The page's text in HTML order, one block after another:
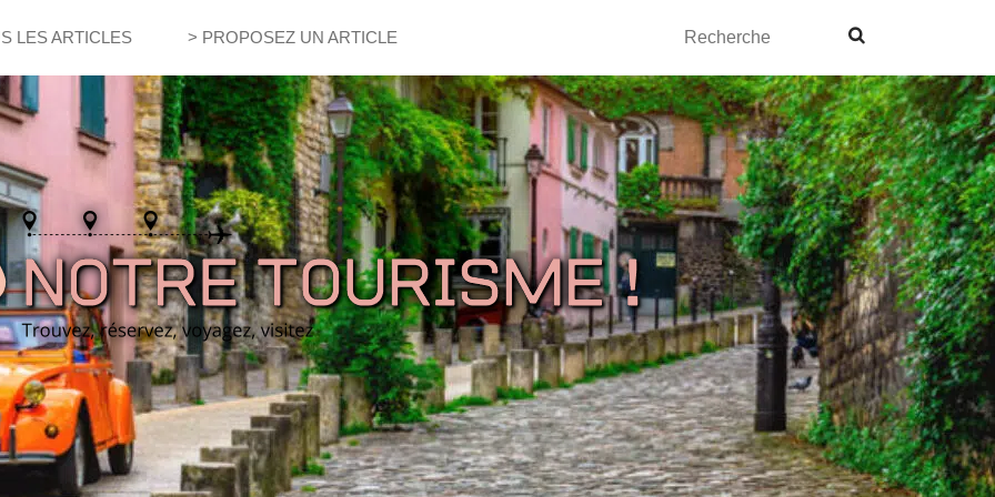
LES ARTICLES > PROPOSEZ UN ARTICLE YoutubeSearch